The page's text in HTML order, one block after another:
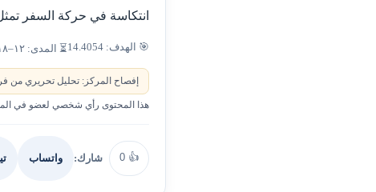
انتكاسة في حركة السفر
🎯 الهدف: 14.4054 ⏳ المدى: ١٢–١٨ شهراً
إفصاح المركز: تحليل تحريري من
هذا المحتوى رأي شخصي لعضو في
👍
0 شارك: واتساب